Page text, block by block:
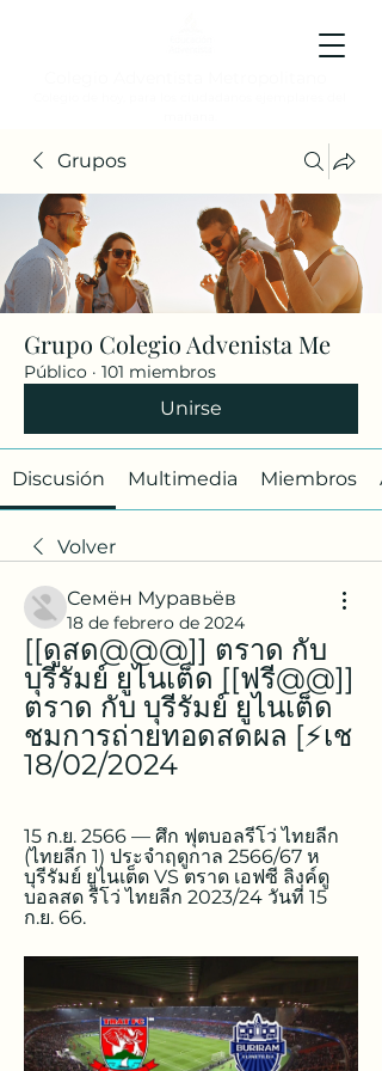
Grupos
Grupo Colegio Advenista Me
Público · 101 miembros
Unirse
Discusión Multimedia Miembros
Volver
Семён Муравьёв
18 de febrero de 2024
[[ดูสด@@@]] ตราด กับ
บุรีรัมย์ ยูไนเต็ด [[ฟรี@@]]
ตราด กับ บุรีรัมย์ ยูไนเต็ด
ชมการถ่ายทอดสดผล [⚡️เช
18/02/2024
15 ก.ย. 2566 — ศึก ฟุตบอลรีโว่ ไทยลีก
(ไทยลีก 1) ประจำฤดูกาล 2566/67 ห
บุรีรัมย์ ยูไนเต็ด VS ตราด เอฟซี ลิงค์ดู
บอลสด รีโว่ ไทยลีก 2023/24 วันที่ 15
ก.ย. 66.